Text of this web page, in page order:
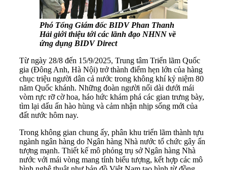
Phó Tổng Giám đốc BIDV Phan Thanh
Hải giới thiệu tới các lãnh đạo NHNN về
ứng dụng BIDV Direct
Từ ngày 28/8 đến 15/9/2025, Trung tâm Triển lãm Quốc
gia (Đông Anh, Hà Nội) trở thành điểm hẹn lớn của hàng
chục triệu người dân cả nước trong không khí kỷ niệm 80
năm Quốc khánh. Những đoàn người nối dài dưới mái
vòm rực rỡ cờ hoa, háo hức khám phá các gian trưng bày,
tìm lại dấu ấn hào hùng và cảm nhận nhịp sống mới của
đất nước hôm nay.
Trong không gian chung ấy, phân khu triển lãm thành tựu
ngành ngân hàng do Ngân hàng Nhà nước tổ chức gây ấn
tượng mạnh. Thiết kế mô phỏng trụ sở Ngân hàng Nhà
nước với mái vòng mang tính biểu tượng, kết hợp các mô